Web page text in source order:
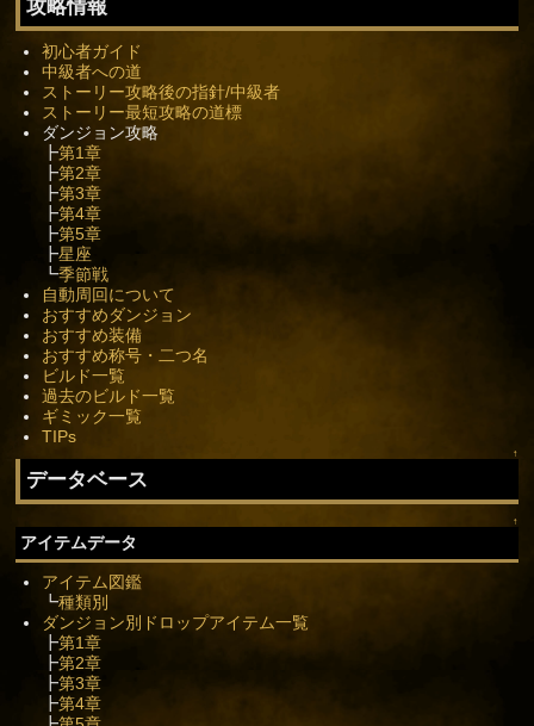
攻略情報
初心者ガイド
中級者への道
ストーリー攻略後の指針/中級者
ストーリー最短攻略の道標
ダンジョン攻略
┣第1章
┣第2章
┣第3章
┣第4章
┣第5章
┣星座
┗季節戦
自動周回について
おすすめダンジョン
おすすめ装備
おすすめ称号・二つ名
ビルド一覧
過去のビルド一覧
ギミック一覧
TIPs
↑
データベース
↑
アイテムデータ
アイテム図鑑
┗種類別
ダンジョン別ドロップアイテム一覧
┣第1章
┣第2章
┣第3章
┣第4章